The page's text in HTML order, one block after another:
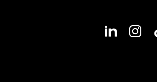
Détails